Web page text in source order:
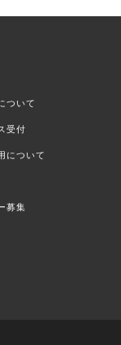
ついて
受付
について
募集